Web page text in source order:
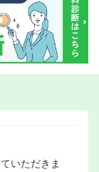
いただきま